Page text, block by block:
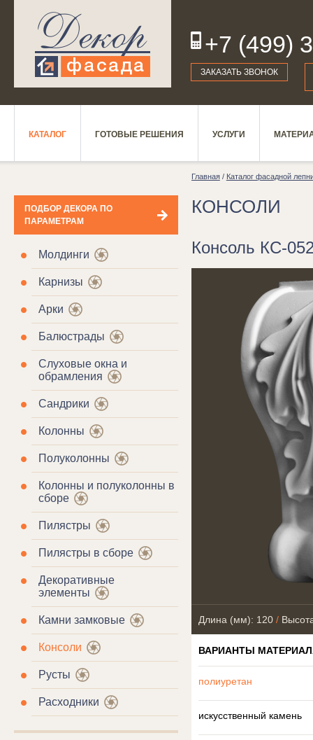
+7 (499)
19
ЗАКАЗАТЬ ЗВОНОК
КАТАЛОГ ГОТОВЫЕ РЕШЕНИЯ УСЛУГИ
ПОДБОР ДЕКОРА ПО
ПАРАМЕТРАМ
Молдинги
Карнизы
Арки
Балюстрады
Слуховые окна и
обрамления
Сандрики
Колонны
Полуколонны
Колонны и полуколонны в
сборе
Пилястры
Пилястры в сборе
Декоративные
элементы
Камни замковые
Консоли
Русты
Расходники
Главная/ Каталог фасадной
КОНСОЛИ
Консоль КС-
Длина (мм): 120/
ВАРИАНТЫ
полиуретан
искусственный камень